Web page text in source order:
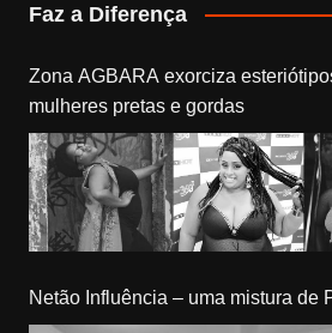
Faz a Diferença
Zona AGBARA exorciza
mulheres pretas e gordas
Netão Influência – uma mistura de